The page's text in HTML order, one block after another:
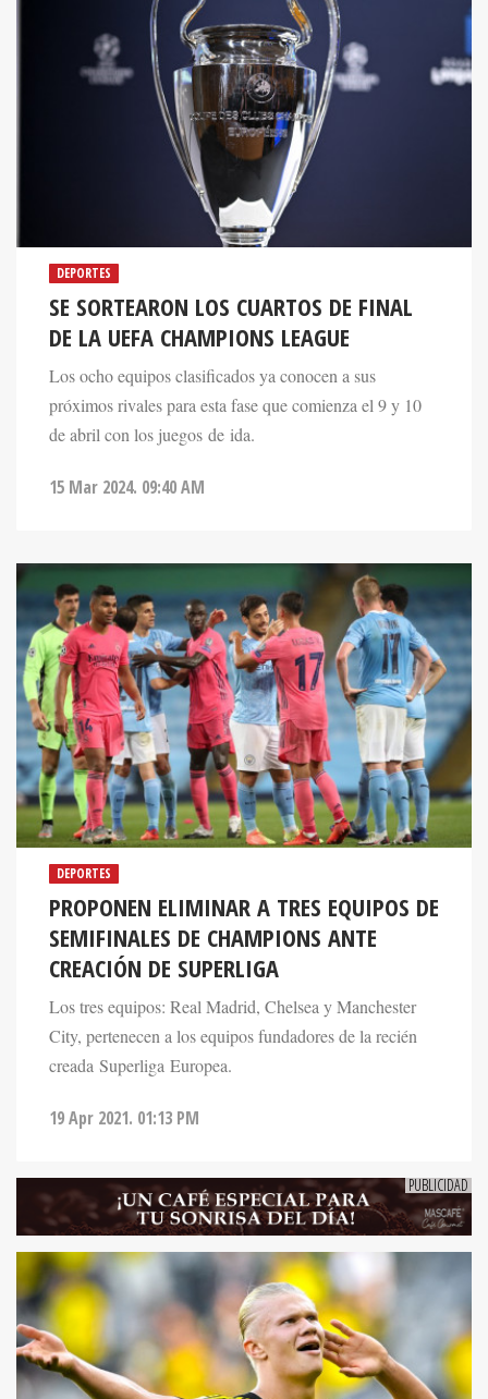
DEPORTES
SE SORTEARON LOS CUARTOS DE FINAL
DE LA UEFA CHAMPIONS LEAGUE
Los ocho equipos clasificados ya conocen a sus
próximos rivales para esta fase que comienza el 9 y 10
de abril con los juegos de ida.
15 Mar 2024. 09:40 AM
DEPORTES
PROPONEN ELIMINAR A TRES EQUIPOS DE
SEMIFINALES DE CHAMPIONS ANTE
CREACIÓN DE SUPERLIGA
Los tres equipos: Real Madrid, Chelsea y Manchester
City, pertenecen a los equipos fundadores de la recién
creada Superliga Europea.
19 Apr 2021. 01:13 PM